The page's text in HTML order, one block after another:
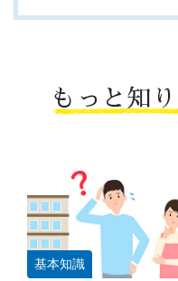
もっと知
基本知識